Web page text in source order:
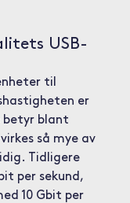
USB-
til
er
betyr blant
så mye av
Tidligere
per sekund,
10 Gbit per